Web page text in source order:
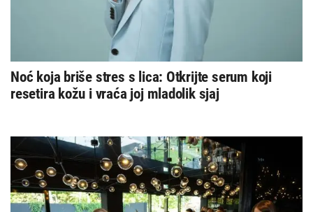
Noć koja briše stres s lica: Otkrijte serum koji
resetira kožu i vraća joj mladolik sjaj